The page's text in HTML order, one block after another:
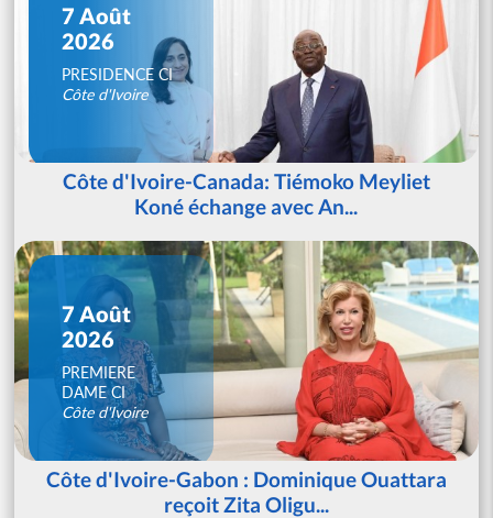
7 Août
2026
PRESIDENCE CI
Côte d'Ivoire
Côte d'Ivoire-Canada: Tiémoko Meyliet
Koné échange avec An...
7 Août
2026
PREMIERE
DAME CI
Côte d'Ivoire
Côte d'Ivoire-Gabon : Dominique Ouattara
reçoit Zita Oligu...